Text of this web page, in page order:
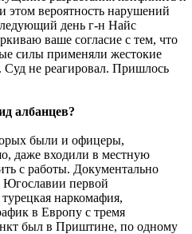
этом вероятность нарушений
день г-н Найс
ваше согласие с тем, что
силы применяли жестокие
Суд не реагировал. Пришлось
албанцев?
были и офицеры,
даже входили в местную
с работы. Документально
Югославии первой
турецкая наркомафия,
в Европу с тремя
был в Приштине, по одному